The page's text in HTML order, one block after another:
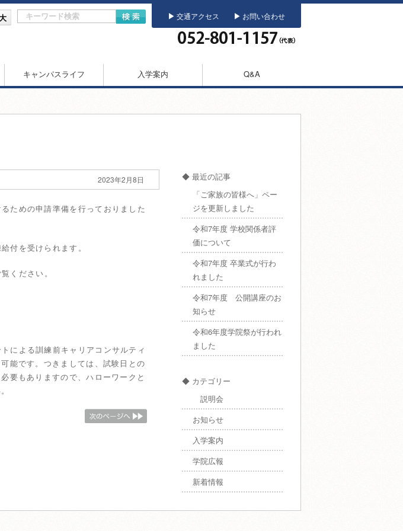
▶ 交通アクセス ▶ お問い合わせ
キャンパスライフ 入学案内 Q&A
2023年2月8日
ための申請準備を行っておりました
付を受けられます。
ください。
による訓練前キャリアコンサルティ
能です。つきましては、試験日との
要もありますので、ハローワークと
◆ 最近の記事
「ご家族の皆様へ」ペー
ジを更新しました
令和7年度 学校関係者評
価について
令和7年度 卒業式が行わ
れました
令和7年度 公開講座のお
知らせ
令和6年度学院祭が行われ
ました
◆ カテゴリー
説明会
お知らせ
入学案内
学院広報
新着情報